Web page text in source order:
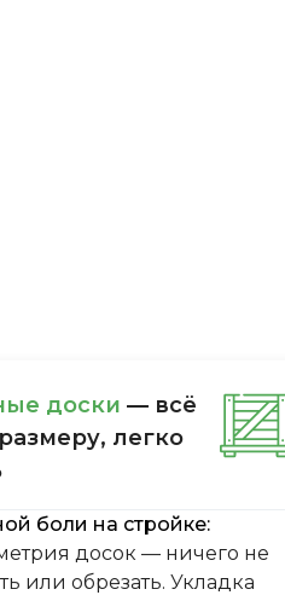
доски — всё
легкo
боли на стройке:
досок — ничего не
или обрезать. Укладка